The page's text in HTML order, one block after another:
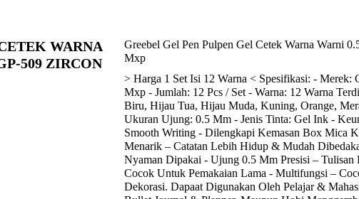
WARNA
509 ZIRCON
Greebel Gel Pen Pulpen Gel Cetek Warna Warni
Mxp
> Harga 1 Set Isi 12 Warna < Spesifikasi: - Merek:
Mxp - Jumlah: 12 Pcs / Set - Warna: 12 Warna
Biru, Hijau Tua, Hijau Muda, Kuning, Orange,
Ukuran Ujung: 0.5 Mm - Jenis Tinta: Gel Ink -
Smooth Writing - Dilengkapi Kemasan Box Mica
Menarik – Catatan Lebih Hidup & Mudah
Nyaman Dipakai - Ujung 0.5 Mm Presisi –
Cocok Untuk Pemakaian Lama - Multifungsi –
Dekorasi. Dapaat Digunakan Oleh Pelajar &